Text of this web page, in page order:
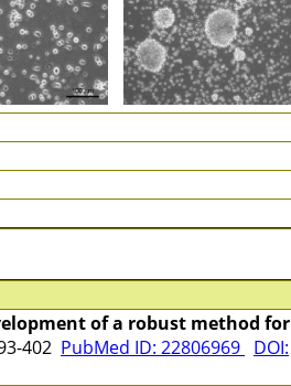
of a robust method for
402 PubMed ID: 22806969 DOI: